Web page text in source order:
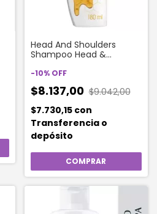
Head And Shoulders
Shampoo Head &
Resequedad X 180 Ml
-10% OFF
$8.137,00 $9.042,00
$7.730,15 con
Transferencia o
depósito